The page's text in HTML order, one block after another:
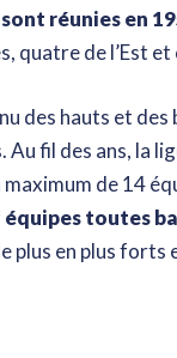
réunies en
quatre de l’Est et
des hauts et
fil des ans, la
de 14
toutes
plus en plus forts